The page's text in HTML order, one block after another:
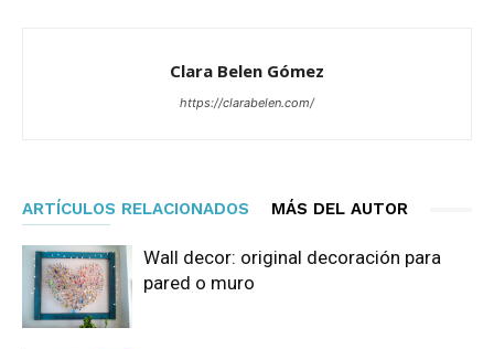
Clara Belen Gómez
https://clarabelen.com/
ARTÍCULOS RELACIONADOS MÁS DEL AUTOR
Wall decor: original decoración para
pared o muro